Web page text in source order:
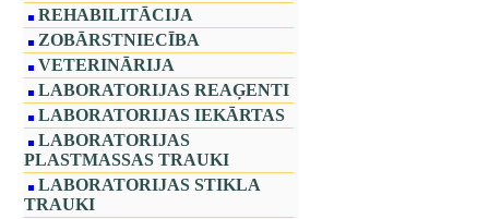
REHABILITĀCIJA
ZOBĀRSTNIECĪBA
VETERINĀRIJA
LABORATORIJAS REAĢENTI
LABORATORIJAS IEKĀRTAS
LABORATORIJAS
PLASTMASSAS TRAUKI
LABORATORIJAS STIKLA
TRAUKI